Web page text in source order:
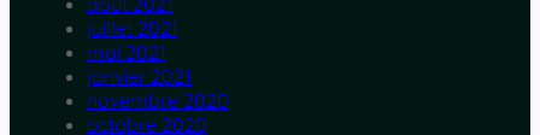
juillet 2021
mai 2021
janvier 2021
novembre 2020
octobre 2020